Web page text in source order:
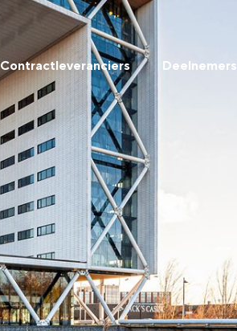
Contractleveranciers Deelnemers